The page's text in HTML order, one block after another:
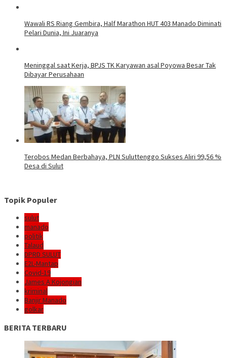
Wawali RS Riang Gembira, Half Marathon HUT 403 Manado Diminati
Pelari Dunia, Ini Juaranya
Meninggal saat Kerja, BPJS TK Karyawan asal Poyowa Besar Tak
Dibayar Perusahaan
Terobos Medan Berbahaya, PLN Suluttenggo Sukses Aliri 99,56 %
Desa di Sulut
Topik Populer
sulut
manado
politik
Talaud
DPRD SULUT
E2L-Mantap
Covid-19
James A Kojongian
kriminal
Banjir Manado
golkar
BERITA TERBARU